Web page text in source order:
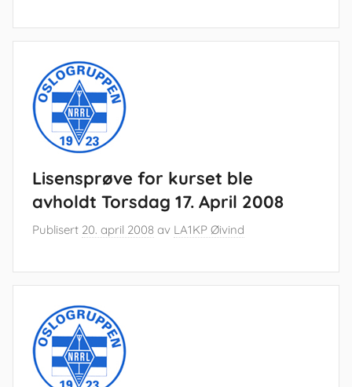
Lisensprøve for kurset ble
avholdt Torsdag 17. April 2008
Publisert 20. april 2008 av LA1KP Øivind